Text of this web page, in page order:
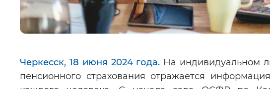
Черкесск, 18 июня 2024года. На индивидуальном
пенсионного страхования отражается